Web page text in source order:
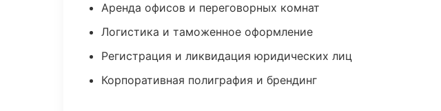
Аренда офисов и переговорных комнат
Логистика и таможенное оформление
Регистрация и ликвидация юридических лиц
Корпоративная полиграфия и брендинг